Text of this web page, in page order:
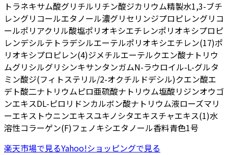
トラネキサム酸グリチルリチン酸ジカリウム精製水1,3-ブチ
レングリコールエタノール濃グリセリンジプロピレングリコ
ールポリアクリル酸塩ポリオキシエチレンポリオキシプロピ
レンデシルテトラデシルエーテルポリオキシエチレン(17)ポ
リオキシプロピレン(4)ジメチルエーテルクエン酸ナトリウ
ムグリシルグリシンキサンタンガムN-ラウロイル-L-グルタ
ミン酸ジ(フィトステリル/2-オクチルドデシル)クエン酸エ
デト酸二ナトリウムピロ亜硫酸ナトリウム塩酸リジンオウゴ
ンエキスDL-ピロリドンカルボン酸ナトリウム液ローズマリ
ーエキス トウニンエキスユキノシタエキスチャエキス(1)水
溶性コラーゲン(F)フェノキシエタノール香料青色1号
楽天市場で見るYahoo!ショッピングで見る